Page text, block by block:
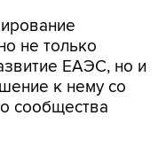
не только
ЕАЭС, но и
к нему со
сообщества